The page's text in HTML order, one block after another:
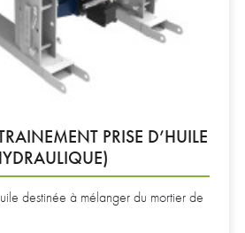
PRISE D’HUILE
destinée à mélanger du mortier de